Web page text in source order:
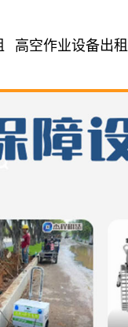
高空作业设备出租